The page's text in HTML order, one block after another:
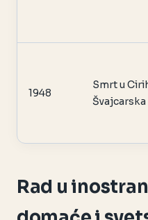
1948
Smrt u
Švajcarska
Rad u